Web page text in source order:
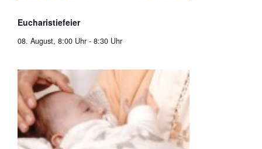
Eucharistiefeier
08. August, 8:00 Uhr - 8:30 Uhr